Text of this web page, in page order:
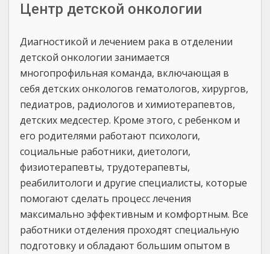
Центр детской онкологии
Диагностикой и лечением рака в отделении
детской онкологии занимается
многопрофильная команда, включающая в
себя детских онкологов гематологов, хирургов,
педиатров, радиологов и химиотерапевтов,
детских медсестер. Кроме этого, с ребенком и
его родителями работают психологи,
социальные работники, диетологи,
физиотерапевты, трудотерапевты,
реабилитологи и другие специалисты, которые
помогают сделать процесс лечения
максимально эффективным и комфортным. Все
работники отделения проходят специальную
подготовку и обладают большим опытом в